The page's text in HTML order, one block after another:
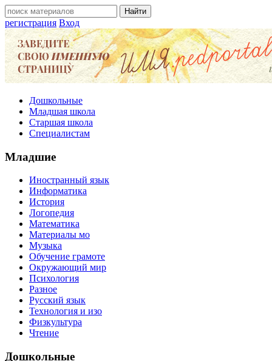
регистрация Вход
Дошкольные
Младшая школа
Старшая школа
Специалистам
Младшие
Иностранный язык
Информатика
История
Логопедия
Математика
Материалы мо
Музыка
Обучение грамоте
Окружающий мир
Психология
Разное
Русский язык
Технология и изо
Физкультура
Чтение
Дошкольные